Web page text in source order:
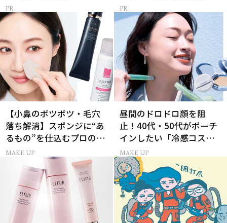
【小鼻のボツボツ・毛穴
落ち解消】スポンジに“あ
るもの”を仕込むプロの超
簡単メイクテク
MAKE UP
昼間のドロドロ顔を阻
止！40代・50代がポーチ
インしたい「冷感コス
メ」5選
MAKE UP